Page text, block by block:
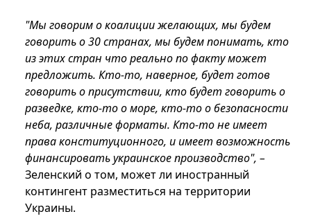
"Мы говорим о коалиции желающих, мы будем
говорить о 30 странах, мы будем понимать, кто
из этих стран что реально по факту может
предложить. Кто-то, наверное, будет готов
говорить о присутствии, кто будет говорить о
разведке, кто-то о море, кто-то о безопасности
неба, различные форматы. Кто-то не имеет
права конституционного, и имеет возможность
финансировать украинское производство", –
Зеленский о том, может ли иностранный
контингент разместиться на территории
Украины.